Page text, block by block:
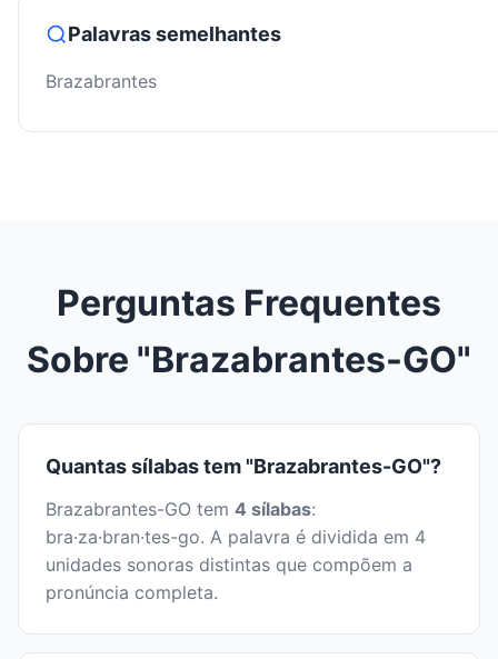
Palavras semelhantes
Brazabrantes
Perguntas Frequentes
Sobre "Brazabrantes-GO"
Quantas sílabas tem "Brazabrantes-GO"?
Brazabrantes-GO tem 4 sílabas:
bra·za·bran·tes-go. A palavra é dividida em 4
unidades sonoras distintas que compõem a
pronúncia completa.